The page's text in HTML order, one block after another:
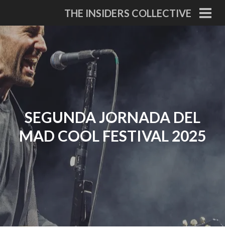
content
THE INSIDERS COLLECTIVE
SEGUNDA JORNADA DEL
MAD COOL FESTIVAL 2025